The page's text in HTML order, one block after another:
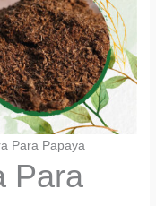
Para Papaya
Para